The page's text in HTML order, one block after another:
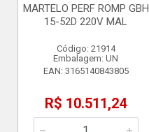
MARTELO PERF ROMP GBH
15-52D 220V MAL
Código: 21914
Embalagem: UN
EAN: 3165140843805
R$ 10.511,24